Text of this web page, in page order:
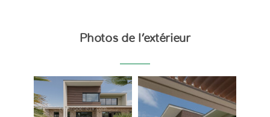
Photos de l’extérieur